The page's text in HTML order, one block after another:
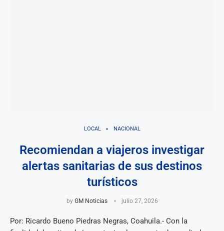
LOCAL NACIONAL
Recomiendan a viajeros investigar
alertas sanitarias de sus destinos
turísticos
by GM Noticias julio 27, 2026
Por: Ricardo Bueno Piedras Negras, Coahuila.- Con la